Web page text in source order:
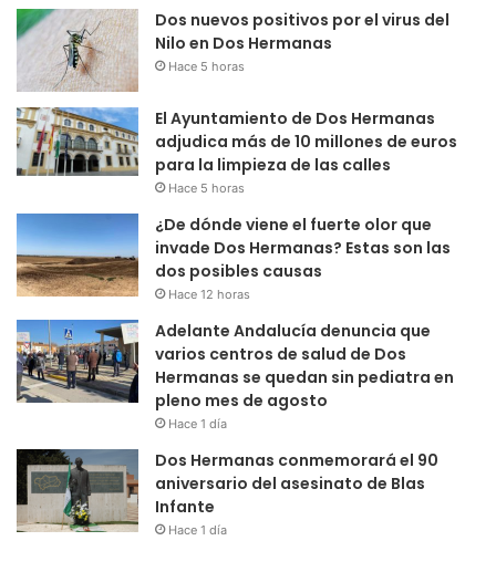
Dos nuevos positivos por el virus del
Nilo en Dos Hermanas
Hace 5 horas
El Ayuntamiento de Dos Hermanas
adjudica más de 10 millones de euros
para la limpieza de las calles
Hace 5 horas
¿De dónde viene el fuerte olor que
invade Dos Hermanas? Estas son las
dos posibles causas
Hace 12 horas
Adelante Andalucía denuncia que
varios centros de salud de Dos
Hermanas se quedan sin pediatra en
pleno mes de agosto
Hace 1 día
Dos Hermanas conmemorará el 90
aniversario del asesinato de Blas
Infante
Hace 1 día